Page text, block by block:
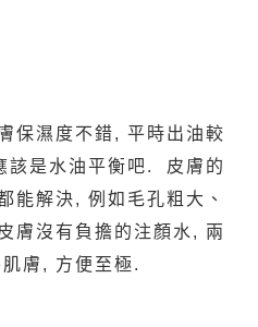
保濕度不錯, 平時出油較
該是水油平衡吧. 皮膚的
能解決, 例如毛孔粗大、
膚沒有負擔的注顏水, 兩
膚, 方便至極.